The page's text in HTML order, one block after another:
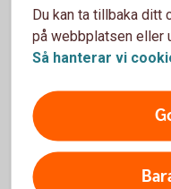
Du kan följa
Du kan ta tillbaka ditt
på webbplatsen eller
Så hanterar vi